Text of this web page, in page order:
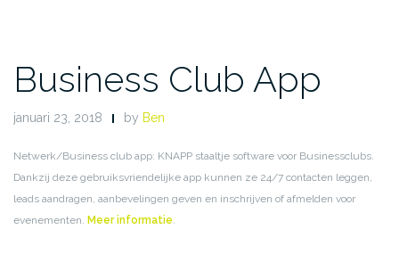
Business Club App
januari 23, 2018 by Ben
Netwerk/Business club app: KNAPP staaltje software voor Businessclubs.
Dankzij deze gebruiksvriendelijke app kunnen ze 24/7 contacten leggen,
leads aandragen, aanbevelingen geven en inschrijven of afmelden voor
evenementen. Meer informatie.